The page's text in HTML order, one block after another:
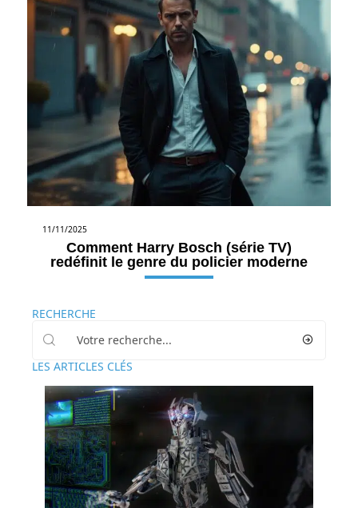
11/11/2025
Comment Harry Bosch (série TV)
redéfinit le genre du policier moderne
RECHERCHE
LES ARTICLES CLÉS